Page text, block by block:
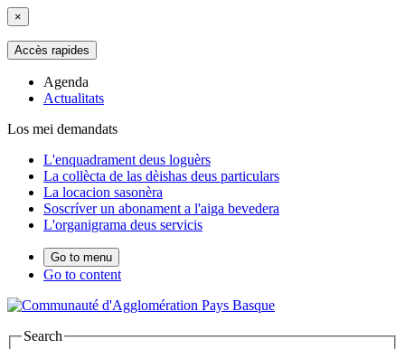
×
Accès rapides
Agenda
Actualitats
Los mei demandats
L'enquadrament deus loguèrs
La collècta de las dèishas deus particulars
La locacion sasonèra
Soscríver un abonament a l'aiga bevedera
L'organigrama deus servicis
Go to menu
Go to content
Search